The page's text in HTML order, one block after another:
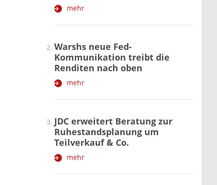
mehr
Warshs neue Fed-
Kommunikation treibt die
Renditen nach oben
mehr
JDC erweitert Beratung zur
Ruhestandsplanung um
Teilverkauf & Co.
mehr